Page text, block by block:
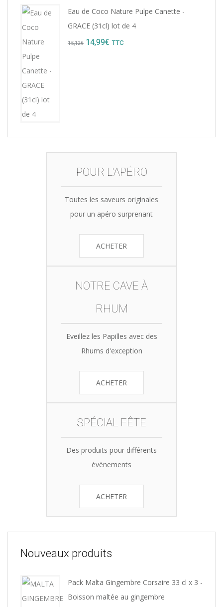
Eau de Coco Nature Pulpe Canette -
GRACE (31cl) lot de 4
15,12€ Original
14,99€ Current
TTC
POUR L'APÉRO
Toutes les saveurs originales
pour un apéro surprenant
ACHETER
NOTRE CAVE À
RHUM
Eveillez les Papilles avec des
Rhums d'exception
ACHETER
SPÉCIAL FÊTE
Des produits pour différents
évènements
ACHETER
Nouveaux produits
Pack Malta Gingembre Corsaire 33 cl x 3 -
Boisson maltée au gingembre